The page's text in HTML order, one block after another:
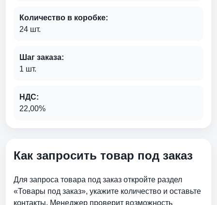
Количество в коробке:
24 шт.
Шаг заказа:
1 шт.
НДС:
22,00%
Как запросить товар под заказ
Для запроса товара под заказ откройте раздел
«Товары под заказ», укажите количество и оставьте
контакты. Менеджер проверит возможность